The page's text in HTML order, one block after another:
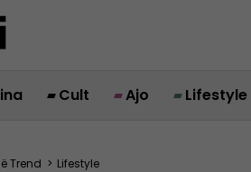
Cult Ajo Lifestyle
Trend > Lifestyle